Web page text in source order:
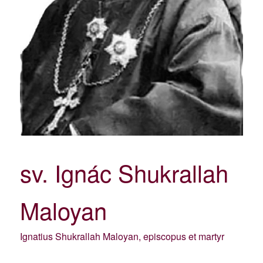
sv. Ignác Shukrallah
Maloyan
Ignatius Shukrallah Maloyan, episcopus et martyr